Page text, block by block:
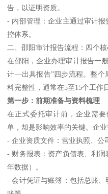
告，以证明资质。
- 内部管理：企业主通过审计
控体系。
二、邵阳审计报告流程：四个
在邵阳，企业办理审计报告一
计—出具报告”四步流程。整个
料完整性，通常在5至15个工作
第一步：前期准备与资料梳理
在正式委托审计前，企业需
单，却是影响效率的关键。企
- 企业资质文件：营业执照、公
- 财务报表：资产负债表、利
年数据）。
- 会计凭证与账簿：包括总账